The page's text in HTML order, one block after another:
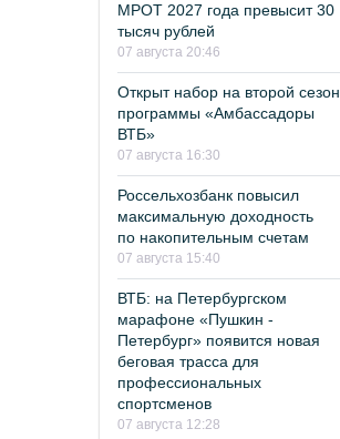
МРОТ 2027 года превысит 30
тысяч рублей
07 августа 20:46
Открыт набор на второй сезон
программы «Амбассадоры
ВТБ»
07 августа 16:30
Россельхозбанк повысил
максимальную доходность
по накопительным счетам
07 августа 15:40
ВТБ: на Петербургском
марафоне «Пушкин -
Петербург» появится новая
беговая трасса для
профессиональных
спортсменов
07 августа 12:28